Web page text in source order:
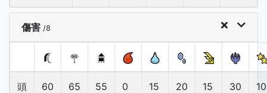
傷害 /8
頭 60 65 55 0 15 20 15 30